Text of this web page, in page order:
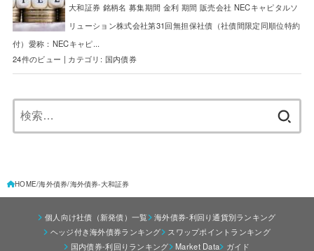
大和証券 銘柄名 募集期間 金利 期間 販売会社 NECキャピタルソ
リューション株式会社第31回無担保社債（社債間限定同順位特約
付）愛称：NECキャピ...
24件のビュー | カテゴリ: 国内債券
HOME 海外債券 海外債券-大和証券
個人向け社債（新発債）一覧
海外債券-利回り通貨別ランキング
ヘッジ付き海外債券ランキング
スワップポイントランキング
国内債券-利回りランキング
Market Data ガイド